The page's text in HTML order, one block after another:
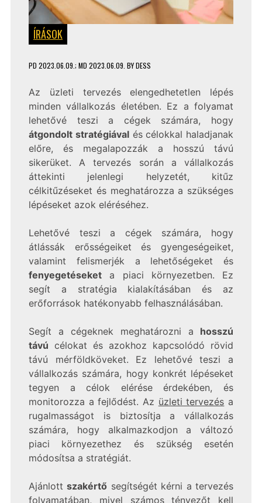
ÍRÁSOK
PD 2023.06.09. ; MD 2023.06.09. BYDESS
Az üzleti tervezés elengedhetetlen lépés
minden vállalkozás életében. Ez a folyamat
lehetővé teszi a cégek számára, hogy
átgondolt stratégiávalés célokkal haladjanak
előre, és megalapozzák a hosszú távú
sikerüket. A tervezés során a vállalkozás
áttekinti jelenlegi helyzetét, kitűz
célkitűzéseket és meghatározza a szükséges
lépéseket azok eléréséhez.
Lehetővé teszi a cégek számára, hogy
átlássák erősségeiket és gyengeségeiket,
valamint felismerjék a lehetőségeket és
fenyegetéseketa piaci környezetben. Ez
segít a stratégia kialakításában és az
erőforrások hatékonyabb felhasználásában.
Segít a cégeknek meghatározni a hosszú
távú célokat és azokhoz kapcsolódó rövid
távú mérföldköveket. Ez lehetővé teszi a
vállalkozás számára, hogy konkrét lépéseket
tegyen a célok elérése érdekében, és
monitorozza a fejlődést. Az üzleti tervezés a
rugalmasságot is biztosítja a vállalkozás
számára, hogy alkalmazkodjon a változó
piaci környezethez és szükség esetén
módosítsa a stratégiát.
Ajánlottszakértő segítségét kérni a tervezés
folyamatában, mivel számos tényezőt kell